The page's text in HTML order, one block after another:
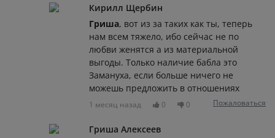
Кирилл Щербин
Гриша, вот из за таких как ты, теперь
нам всем тяжело, ибо сейчас не по
любви женятся а из материальной
выгоды. Только наличие бабла это
Замануха, если больше ничего не
можешь предложить в отношениях
1 месяц назад 0 0 Пожаловаться
Гриша Алексеев